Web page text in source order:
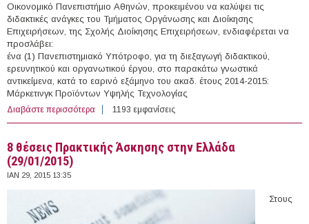
Οικονομικό Πανεπιστήμιο Αθηνών, προκειμένου να καλύψει τις
διδακτικές ανάγκες του Τμήματος Οργάνωσης και Διοίκησης
Επιχειρήσεων, της Σχολής Διοίκησης Επιχειρήσεων, ενδιαφέρεται να
προσλάβει:
ένα (1) Πανεπιστημιακό Υπότροφο, για τη διεξαγωγή διδακτικού,
ερευνητικού και οργανωτικού έργου, στο παρακάτω γνωστικά
αντικείμενα, κατά το εαρινό εξάμηνο του ακαδ. έτους 2014-2015:
Μάρκετινγκ Προϊόντων Υψηλής Τεχνολογίας
Διαβάστε περισσότερα για 2 Πανεπιστημιακοί Υπότροφοι στο Τμήμα
Οργάνωσης και Διοίκησης Επιχειρήσεων του
1193 εμφανίσεις
8 θέσεις Πρακτικής Άσκησης στην Ελλάδα
(29/01/2015)
ΙΑΝ 29, 2015 13:35
Στους